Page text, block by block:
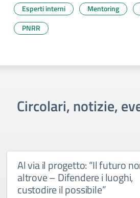
Esperti interni Mentoring
PNRR
Circolari, notizie,
Al via il progetto: “Il futuro
altrove – Difendere i luoghi,
custodire il possibile”